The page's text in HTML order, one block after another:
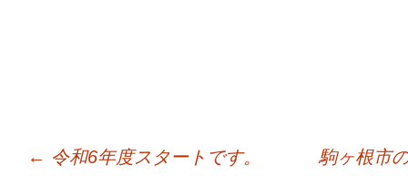
← 令和6年度スタートです。 駒ヶ根市